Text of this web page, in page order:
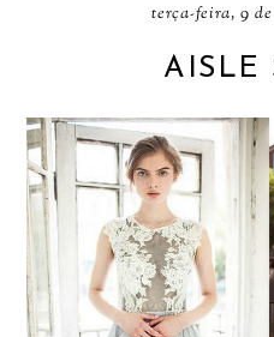
terça-feira, 9 de
AISLE